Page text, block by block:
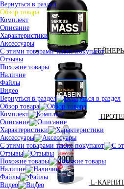
L-
Вернуться в раздел
Обзор товара
Комплект
Описание
Характеристики
Аксессуары
С этими товарами также покупают
Отзывы
Похожие товары
Наличие
Файлы
Видео
Вернуться в раздел
Обзор товара
Комплект
Описание
Характеристики
Аксессуары
С этими товарами также покупают
Отзывы
Похожие товары
Наличие
Файлы
Видео